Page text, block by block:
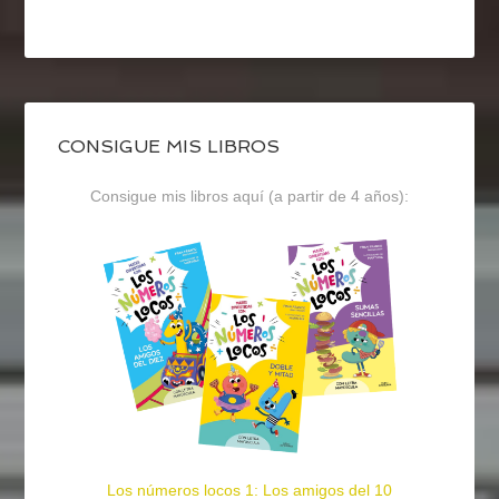
CONSIGUE MIS LIBROS
Consigue mis libros aquí (a partir de 4 años):
Los números locos 1: Los amigos del 10